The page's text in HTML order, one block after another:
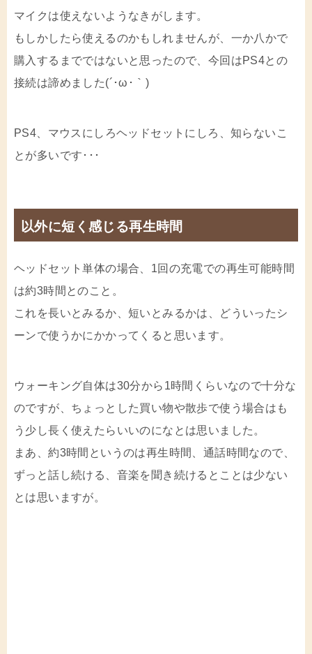
マイクは使えないようなきがします。
もしかしたら使えるのかもしれませんが、一か八かで
購入するまでではないと思ったので、今回はPS4との
接続は諦めました(´･ω･｀)
PS4、マウスにしろヘッドセットにしろ、知らないこ
とが多いです･･･
以外に短く感じる再生時間
ヘッドセット単体の場合、1回の充電での再生可能時間
は約3時間とのこと。
これを長いとみるか、短いとみるかは、どういったシ
ーンで使うかにかかってくると思います。
ウォーキング自体は30分から1時間くらいなので十分な
のですが、ちょっとした買い物や散歩で使う場合はも
う少し長く使えたらいいのになとは思いました。
まあ、約3時間というのは再生時間、通話時間なので、
ずっと話し続ける、音楽を聞き続けるとことは少ない
とは思いますが。